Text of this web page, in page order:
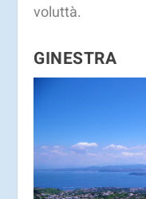
voluttà.
GINESTRA